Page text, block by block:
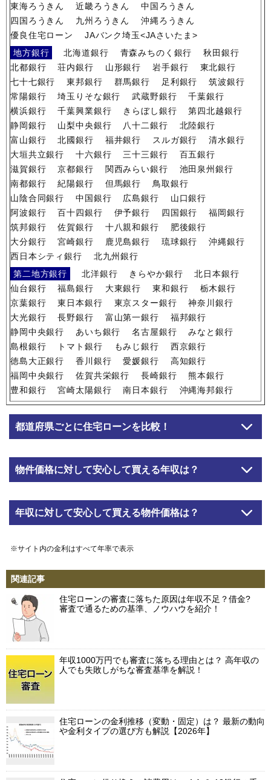
東海ろうきん
近畿ろうきん
中国ろうきん
四国ろうきん
九州ろうきん
沖縄ろうきん
優良住宅ローン
JAバンク埼玉<JAさいたま>
地方銀行
北海道銀行 青森みちのく銀行
秋田銀行
北都銀行
荘内銀行 山形銀行 岩手銀行
東北銀行
七十七銀行
東邦銀行 群馬銀行 足利銀行
筑波銀行
常陽銀行
埼玉りそな銀行 武蔵野銀行
千葉銀行
横浜銀行
千葉興業銀行 きらぼし銀行
第四北越銀行
静岡銀行
山梨中央銀行 八十二銀行
北陸銀行
富山銀行
北國銀行 福井銀行 スルガ銀行
清水銀行
大垣共立銀行
十六銀行 三十三銀行
百五銀行
滋賀銀行
京都銀行 関西みらい銀行
池田泉州銀行
南都銀行
紀陽銀行 但馬銀行
鳥取銀行
山陰合同銀行
中国銀行 広島銀行
山口銀行
阿波銀行
百十四銀行 伊予銀行 四国銀行
福岡銀行
筑邦銀行
佐賀銀行 十八親和銀行
肥後銀行
大分銀行
宮崎銀行 鹿児島銀行 琉球銀行
沖縄銀行
西日本シティ銀行
北九州銀行
第二地方銀行
北洋銀行 きらやか銀行
北日本銀行
仙台銀行
福島銀行 大東銀行 東和銀行
栃木銀行
京葉銀行
東日本銀行 東京スター銀行
神奈川銀行
大光銀行
長野銀行 富山第一銀行
福邦銀行
静岡中央銀行
あいち銀行 名古屋銀行
みなと銀行
島根銀行
トマト銀行 もみじ銀行
西京銀行
徳島大正銀行
香川銀行 愛媛銀行
高知銀行
福岡中央銀行
佐賀共栄銀行 長崎銀行
熊本銀行
豊和銀行
宮崎太陽銀行 南日本銀行 沖縄海邦銀行
都道府県ごとに住宅ローンを比較！
物件価格に対して安心して買える年収は？
年収に対して安心して買える物件価格は？
※サイト内の金利はすべて年率で表示
関連記事
住宅ローンの審査に落ちた原因は年収不足？借金?
審査で通るための基準、ノウハウを紹介！
年収1000万円でも審査に落ちる理由とは？ 高年収の
人でも失敗しがちな審査基準を解説！
住宅ローンの金利推移（変動・固定）は？ 最新の動向
や金利タイプの選び方も解説【2026年】